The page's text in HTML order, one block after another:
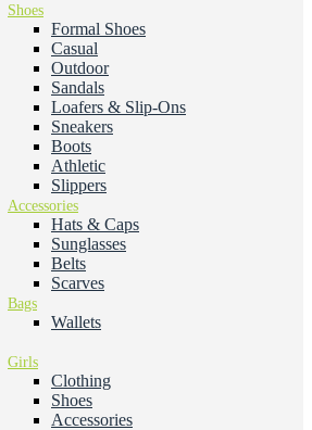
Shoes
Formal Shoes
Casual
Outdoor
Sandals
Loafers & Slip-Ons
Sneakers
Boots
Athletic
Slippers
Accessories
Hats & Caps
Sunglasses
Belts
Scarves
Bags
Wallets
Girls
Clothing
Shoes
Accessories